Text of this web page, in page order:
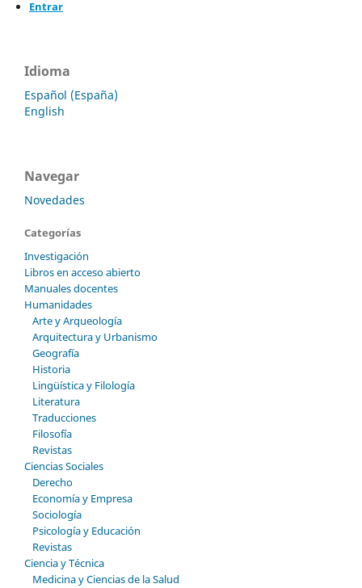
Entrar
Idioma
Español (España)
English
Navegar
Novedades
Categorías
Investigación
Libros en acceso abierto
Manuales docentes
Humanidades
Arte y Arqueología
Arquitectura y Urbanismo
Geografía
Historia
Lingüística y Filología
Literatura
Traducciones
Filosofía
Revistas
Ciencias Sociales
Derecho
Economía y Empresa
Sociología
Psicología y Educación
Revistas
Ciencia y Técnica
Medicina y Ciencias de la Salud